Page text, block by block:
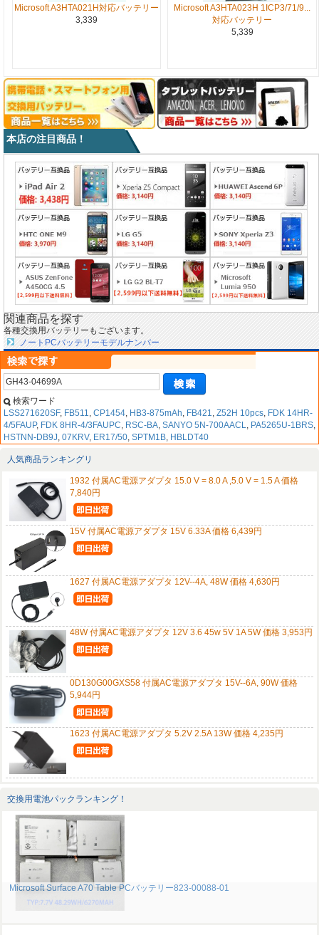
Microsoft A3HTA021H対応バッテリー
3,339
Microsoft A3HTA023H 1ICP3/71/9...
対応バッテリー
5,339
本店の注目商品！
関連商品を探す
各種交換用バッテリーもございます。
ノートPCバッテリーモデルナンバー
検索ワード
LSS271620SF, FB511, CP1454, HB3-875mAh, FB421, Z52H 10pcs, FDK 14HR-
4/5FAUP, FDK 8HR-4/3FAUPC, RSC-BA, SANYO 5N-700AACL, PA5265U-1BRS,
HSTNN-DB9J, 07KRV, ER17/50, SPTM1B, HBLDT40
人気商品ランキングリ
1932 付属AC電源アダプタ 15.0 V = 8.0 A ,5.0 V = 1.5 A 価格
7,840円
15V 付属AC電源アダプタ 15V 6.33A 価格 6,439円
1627 付属AC電源アダプタ 12V--4A, 48W 価格 4,630円
48W 付属AC電源アダプタ 12V 3.6 45w 5V 1A 5W 価格 3,953円
0D130G00GXS58 付属AC電源アダプタ 15V--6A, 90W 価格
5,944円
1623 付属AC電源アダプタ 5.2V 2.5A 13W 価格 4,235円
交換用電池パックランキング！
Microsoft Surface A70 Table PCバッテリー823-00088-01